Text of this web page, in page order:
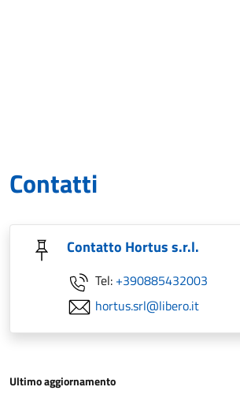
Contatti
Contatto Hortus s.r.l.
Tel: +390885432003
hortus.srl@libero.it
Ultimo aggiornamento